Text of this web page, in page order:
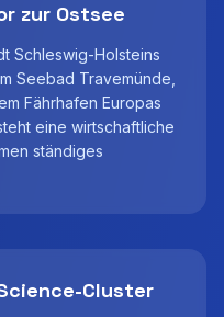
zur Ostsee
Schleswig-Holsteins
Seebad Travemünde,
Fährhafen Europas
eine wirtschaftliche
ständiges
Cluster